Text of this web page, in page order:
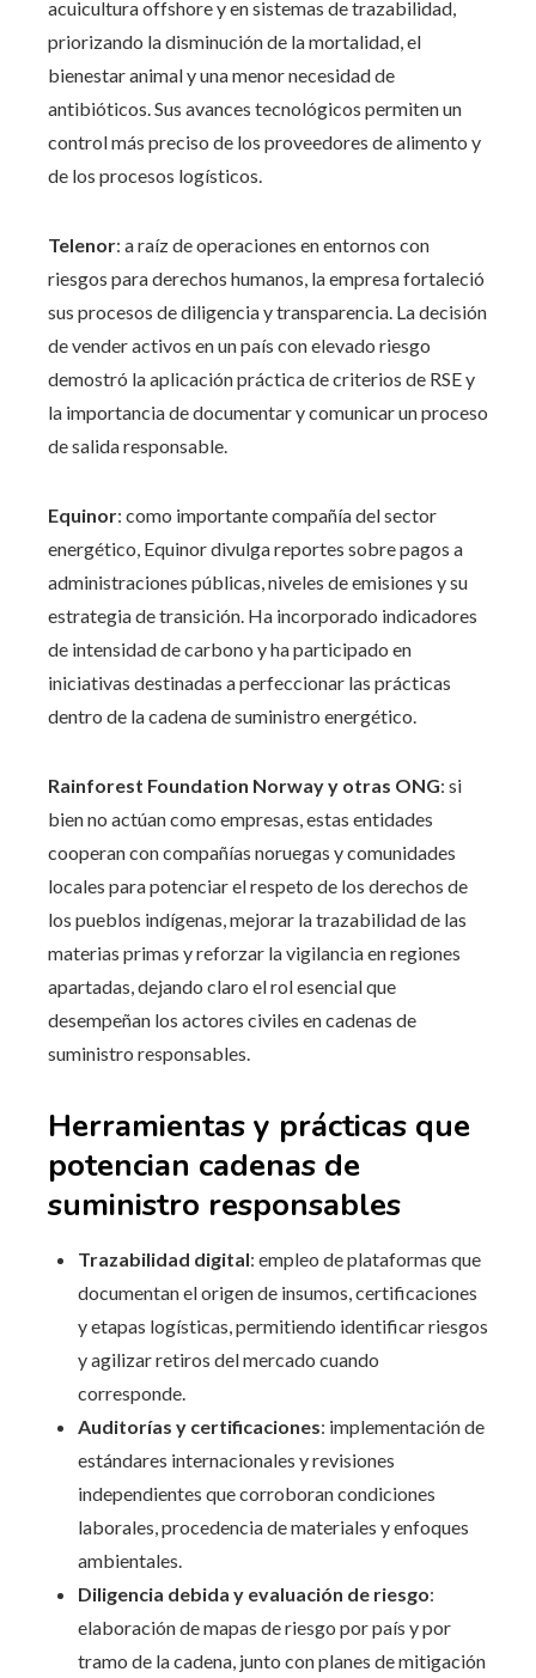
acuicultura offshore y en sistemas de trazabilidad,
priorizando la disminución de la mortalidad, el
bienestar animal y una menor necesidad de
antibióticos. Sus avances tecnológicos permiten un
control más preciso de los proveedores de alimento y
de los procesos logísticos.
Telenor: a raíz de operaciones en entornos con
riesgos para derechos humanos, la empresa fortaleció
sus procesos de diligencia y transparencia. La decisión
de vender activos en un país con elevado riesgo
demostró la aplicación práctica de criterios de RSE y
la importancia de documentar y comunicar un proceso
de salida responsable.
Equinor: como importante compañía del sector
energético, Equinor divulga reportes sobre pagos a
administraciones públicas, niveles de emisiones y su
estrategia de transición. Ha incorporado indicadores
de intensidad de carbono y ha participado en
iniciativas destinadas a perfeccionar las prácticas
dentro de la cadena de suministro energético.
Rainforest Foundation Norway y otras ONG: si
bien no actúan como empresas, estas entidades
cooperan con compañías noruegas y comunidades
locales para potenciar el respeto de los derechos de
los pueblos indígenas, mejorar la trazabilidad de las
materias primas y reforzar la vigilancia en regiones
apartadas, dejando claro el rol esencial que
desempeñan los actores civiles en cadenas de
suministro responsables.
Herramientas y prácticas que
potencian cadenas de
suministro responsables
Trazabilidad digital: empleo de plataformas que
documentan el origen de insumos, certificaciones
y etapas logísticas, permitiendo identificar riesgos
y agilizar retiros del mercado cuando
corresponde.
Auditorías y certificaciones: implementación de
estándares internacionales y revisiones
independientes que corroboran condiciones
laborales, procedencia de materiales y enfoques
ambientales.
Diligencia debida y evaluación de riesgo:
elaboración de mapas de riesgo por país y por
tramo de la cadena, junto con planes de mitigación